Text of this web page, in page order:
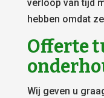
verloop van tijd
hebben omdat
Offerte
Wij geven u